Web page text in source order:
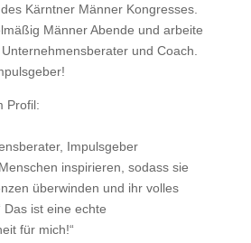
Kärntner Männer Kongresses.
Männer Abende und arbeite
und Coach.
Profil:
Impulsgeber
inspirieren, sodass sie
überwinden und ihr volles
Das ist eine echte
für mich!“